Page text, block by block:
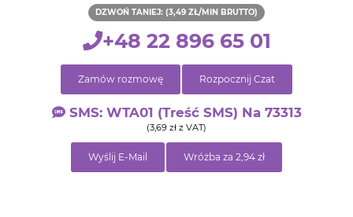
DZWOŃ TANIEJ: (3,49 ZŁ/MIN BRUTTO)
+48 22 896 65 01
Zamów rozmowę Rozpocznij Czat
SMS: WTA01 (treść SMS) Na 73313
(3,69 zł z VAT)
Wyślij E-Mail Wróżba za 2,94 zł